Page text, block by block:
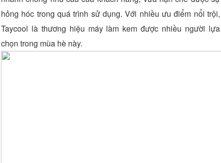
hỏng hóc trong quá trình sử dụng. Với nhiều ưu điểm nổi trội,
Taycool là thương hiệu máy làm kem được nhiều người lựa
chọn trong mùa hè này.